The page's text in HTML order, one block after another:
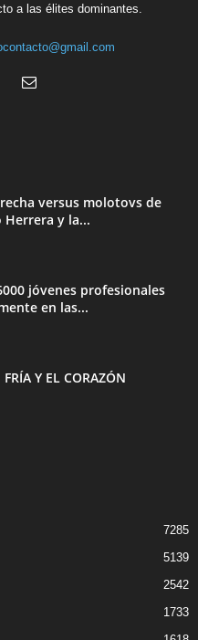
a las élites dominantes.
versus molotovs de
Herrera y la...
jóvenes profesionales
en las...
Y EL CORAZÓN
7285
5139
2542
1733